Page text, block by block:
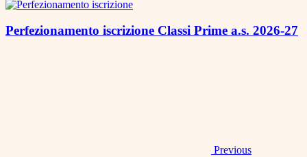
Perfezionamento iscrizione Classi Prime a.s. 2026-27
Previous